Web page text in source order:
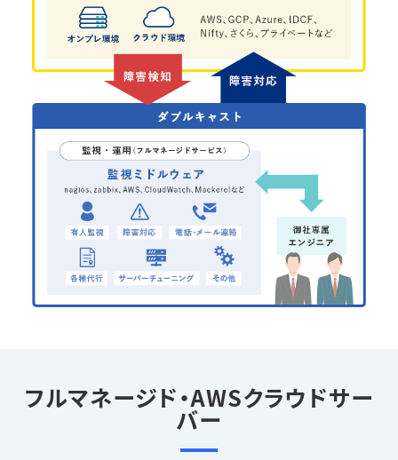
フルマネージド・AWSクラウドサー
バー